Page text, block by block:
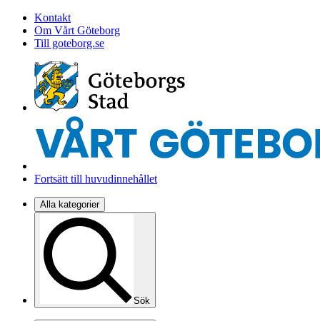
Kontakt
Om Vårt Göteborg
Till goteborg.se
Fortsätt till huvudinnehållet
Alla kategorier
Sök